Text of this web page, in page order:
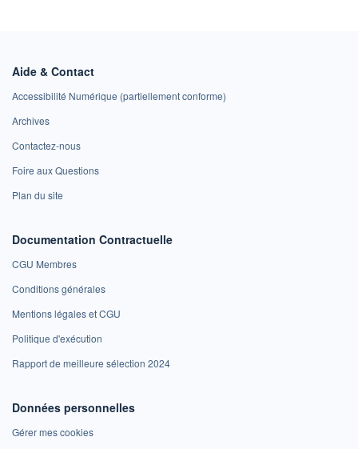
Aide & Contact
Accessibilité Numérique (partiellement conforme)
Archives
Contactez-nous
Foire aux Questions
Plan du site
Documentation Contractuelle
CGU Membres
Conditions générales
Mentions légales et CGU
Politique d'exécution
Rapport de meilleure sélection 2024
Données personnelles
Gérer mes cookies